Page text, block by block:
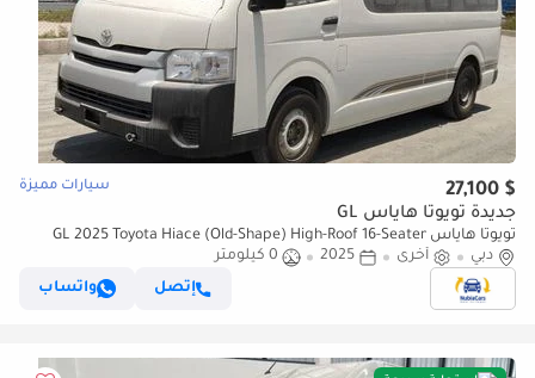
$ 27,100 سيارات مميزة
جديدة تويوتا هاياس GL
تويوتا هاياس GL 2025 Toyota Hiace (Old-Shape) High-Roof 16-Seater
Passenger Van 2.7L 4-Cyl Petrol M/T RWD For Africa
دبي أخرى 2025
0 كيلومتر
إتصل
واتساب